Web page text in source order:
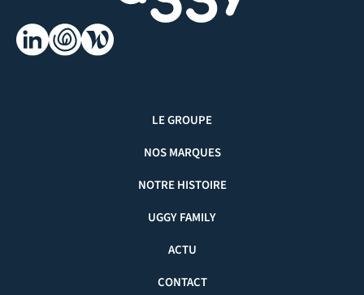
LE GROUPE
NOS MARQUES
NOTRE HISTOIRE
UGGY FAMILY
ACTU
CONTACT